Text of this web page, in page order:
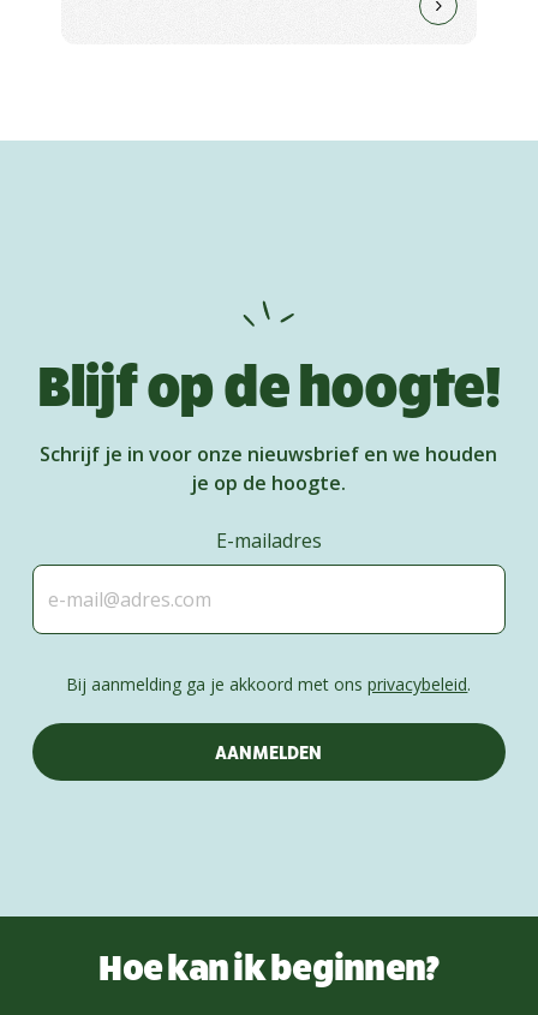
Blijf op de hoogte!
Schrijf je in voor onze nieuwsbrief en we houden
je op de hoogte.
E-mailadres
Bij aanmelding ga je akkoord met onsprivacybeleid.
Hoe kan ik beginnen?